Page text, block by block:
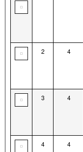
2 4
3 4
4 4